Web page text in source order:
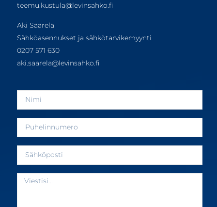
teemu.kustula@levinsahko.fi
Aki Säärelä
Sähköasennukset ja sähkötarvikemyynti
0207 571 630
aki.saarela@levinsahko.fi